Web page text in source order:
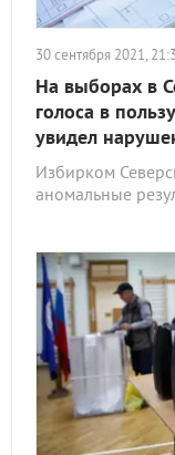
30 сентября 2021,
На выборах в
голоса в
увидел
Избирком
аномальные